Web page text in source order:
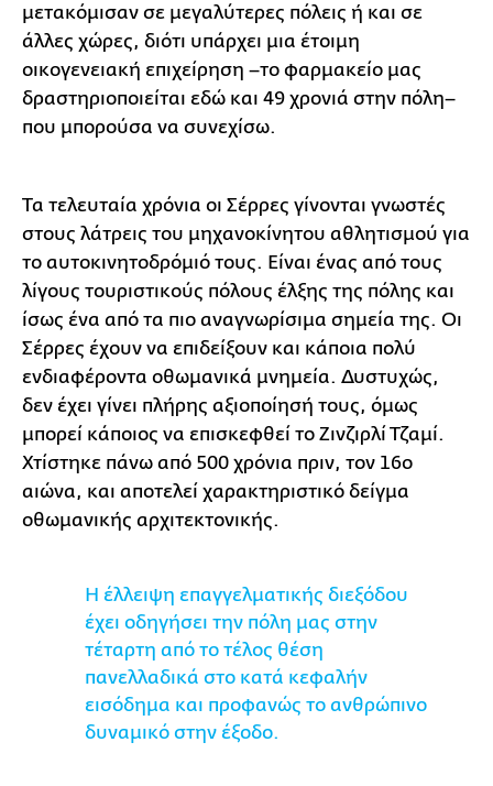
μετακόμισαν σε μεγαλύτερες πόλεις ή και σε
άλλες χώρες, διότι υπάρχει μια έτοιμη
οικογενειακή επιχείρηση –το φαρμακείο μας
δραστηριοποιείται εδώ και 49 χρονιά στην πόλη–
που μπορούσα να συνεχίσω.
Τα τελευταία χρόνια οι Σέρρες γίνονται γνωστές
στους λάτρεις του μηχανοκίνητου αθλητισμού για
το αυτοκινητοδρόμιό τους. Είναι ένας από τους
λίγους τουριστικούς πόλους έλξης της πόλης και
ίσως ένα από τα πιο αναγνωρίσιμα σημεία της. Οι
Σέρρες έχουν να επιδείξουν και κάποια πολύ
ενδιαφέροντα οθωμανικά μνημεία. Δυστυχώς,
δεν έχει γίνει πλήρης αξιοποίησή τους, όμως
μπορεί κάποιος να επισκεφθεί το Ζινζιρλί Τζαμί.
Χτίστηκε πάνω από 500 χρόνια πριν, τον 16ο
αιώνα, και αποτελεί χαρακτηριστικό δείγμα
οθωμανικής αρχιτεκτονικής.
Η έλλειψη επαγγελματικής διεξόδου
έχει οδηγήσει την πόλη μας στην
τέταρτη από το τέλος θέση
πανελλαδικά στο κατά κεφαλήν
εισόδημα και προφανώς το ανθρώπινο
δυναμικό στην έξοδο.